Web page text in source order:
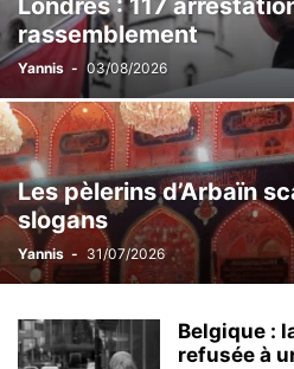
Londres : 117
rassemblement
Yannis - 03/08/2026
Les pèlerins d’Arbaïn
slogans
Yannis - 31/07/2026
Belgique :
refusée à